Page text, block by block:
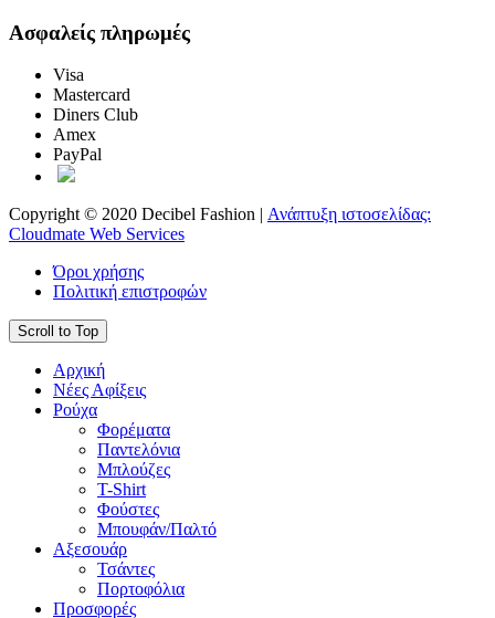
Ασφαλείς πληρωμές
Visa
Mastercard
Diners Club
Amex
PayPal
Copyright © 2020 Decibel Fashion | Ανάπτυξη ιστοσελίδας:
Cloudmate Web Services
Όροι χρήσης
Πολιτική επιστροφών
Scroll to Top
Αρχική
Νέες Αφίξεις
Ρούχα
Φορέματα
Παντελόνια
Μπλούζες
T-Shirt
Φούστες
Μπουφάν/Παλτό
Αξεσουάρ
Τσάντες
Πορτοφόλια
Προσφορές